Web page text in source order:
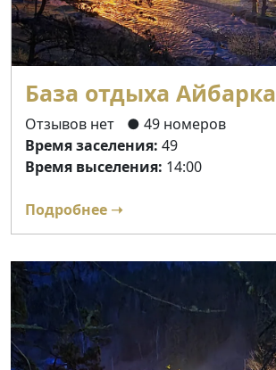
База отдыха Айбарка
Отзывов нет
● 49 номеров
Время заселения: 49
Время выселения: 14:00
Подробнее ➝